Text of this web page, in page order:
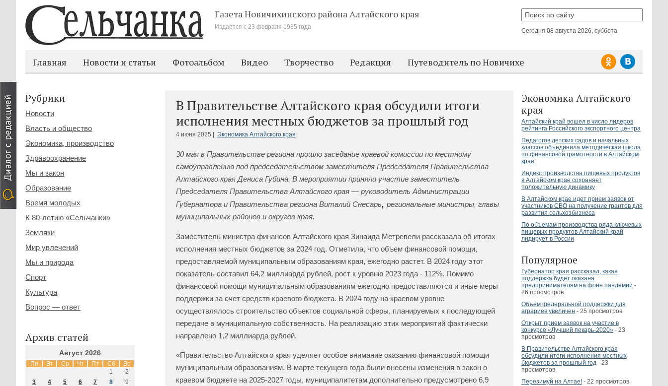
Газета Новичихинского районаАлтайского края
Издается с 23 февраля 1935 года
Сегодня 08 августа 2026, суббота
Главная Новости и статьи Фотоальбом Видео Творчество Редакция Путеводитель по Новичихе
Экономика Алтайского
края
Алтайский край вошел в число лидеров
рейтинга Российского экспортного центра
Педагогов детских садов и начальных
классов объединила методическая школа
по финансовой грамотности в Алтайском
крае
Индекс производства пищевых продуктов
в Алтайском крае сохраняет
положительную динамику
В Алтайском крае идет прием заявок от
участников СВО на получение грантов для
развития сельхозбизнеса
По объемам производства ряда ключевых
пищевых продуктов Алтайский край
лидирует в России
Популярное
Губернатор края рассказал, какая
поддержка будет оказана
предпринимателям на фоне пандемии -
26 просмотров
Объём федеральной поддержки для
аграриев увеличен - 25 просмотров
Открыт прием заявок на участие в
конкурсе «Лучший пекарь-2020»- 23
просмотров
В Правительстве Алтайского края
обсудили итоги исполнения местных
бюджетов за прошлый год- 23
просмотров
Перезимуй на Алтае!- 22 просмотров
В Правительстве Алтайского края обсудили итоги
исполнения местных бюджетов за прошлый год
4 июня 2025 | Экономика Алтайского края
30 мая в Правительстве региона прошло заседание краевой комиссии по местному
самоуправлению под председательством заместителя Председателя Правительства
Алтайского края Дениса Губина. В мероприятии приняли участие заместитель
Председателя Правительства Алтайского края — руководитель Администрации
Губернатора и Правительства региона Виталий Снесарь, региональные министры, главы
муниципальных районов и округов края.
Заместитель министра финансов Алтайского края Зинаида Метревели рассказала об итогах
исполнения местных бюджетов за 2024 год. Отметила, что объем финансовой помощи,
предоставляемой муниципальным образованиям края, ежегодно растет. В 2024 году этот
показатель составил 64,2 миллиарда рублей, рост к уровню 2023 года - 112%. Помимо
финансовой помощи муниципальным образованиям ежегодно предоставляются и иные меры
поддержки за счет средств краевого бюджета. В 2024 году на краевом уровне
осуществлялось строительство объектов социальной сферы, планируемых к последующей
передаче в муниципальную собственность. На реализацию этих мероприятий фактически
направлено 1,2 миллиарда рублей.
«Правительство Алтайского края уделяет особое внимание оказанию финансовой помощи
муниципальным образованиям. В марте текущего года были внесены изменения в закон о
краевом бюджете на 2025-2027 годы, муниципалитетам дополнительно предусмотрено 6,9
Рубрики
Новости
Власть и общество
Экономика, производство
Здравоохранение
Мы и закон
Образование
Время молодых
К 80-летию «Сельчанки»
Земляки
Мир увлечений
Мы и природа
Спорт
Культура
Вопрос — ответ
Архив статей
Август 2026
Пн Вт Ср Чт Пт Сб Вс
1
2
3
4 5 6 7 8
9